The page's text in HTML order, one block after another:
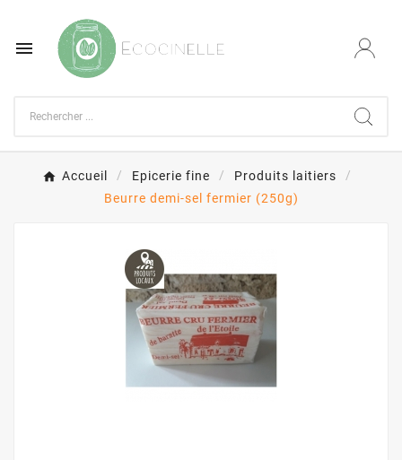

Accueil Epicerie fine
Produits laitiers
Beurre demi-sel fermier (250g)